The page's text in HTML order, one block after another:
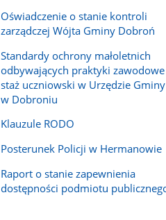
Oświadczenie o stanie kontroli
zarządczej Wójta Gminy Dobroń
Standardy ochrony małoletnich
odbywających praktyki
staż uczniowski w Urzędzie Gminy
w Dobroniu
Klauzule RODO
Posterunek Policji w Hermanowie
Raport o stanie zapewnienia
dostępności podmiotu